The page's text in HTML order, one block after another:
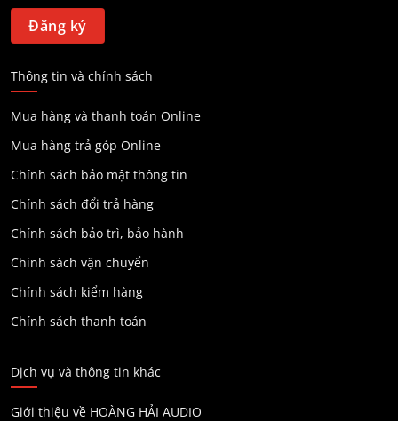
Thông tin và chính sách
Mua hàng và thanh toán Online
Mua hàng trả góp Online
Chính sách bảo mật thông tin
Chính sách đổi trả hàng
Chính sách bảo trì, bảo hành
Chính sách vận chuyển
Chính sách kiểm hàng
Chính sách thanh toán
Dịch vụ và thông tin khác
Giới thiệu về HOÀNG HẢI AUDIO